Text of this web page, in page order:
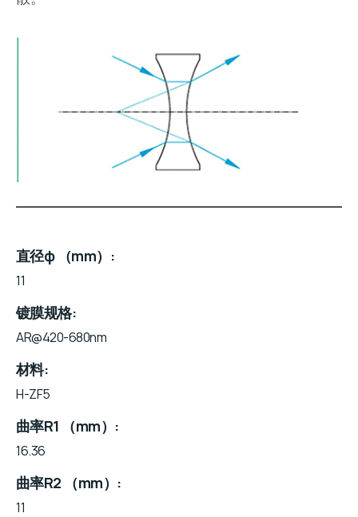
直径φ （mm）
11
镀膜规格
AR@420-680nm
材料
H-ZF5
曲率R1 （mm）
16.36
曲率R2 （mm）
11